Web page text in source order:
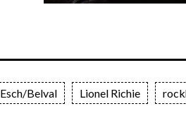
Esch/Belval Lionel Richie